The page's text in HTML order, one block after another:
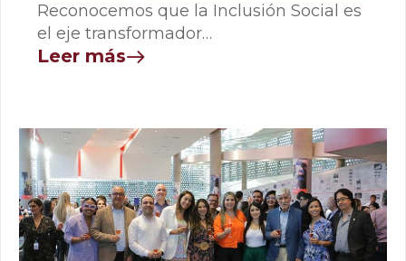
Reconocemos que la Inclusión Social es
el eje transformador…
Leer más